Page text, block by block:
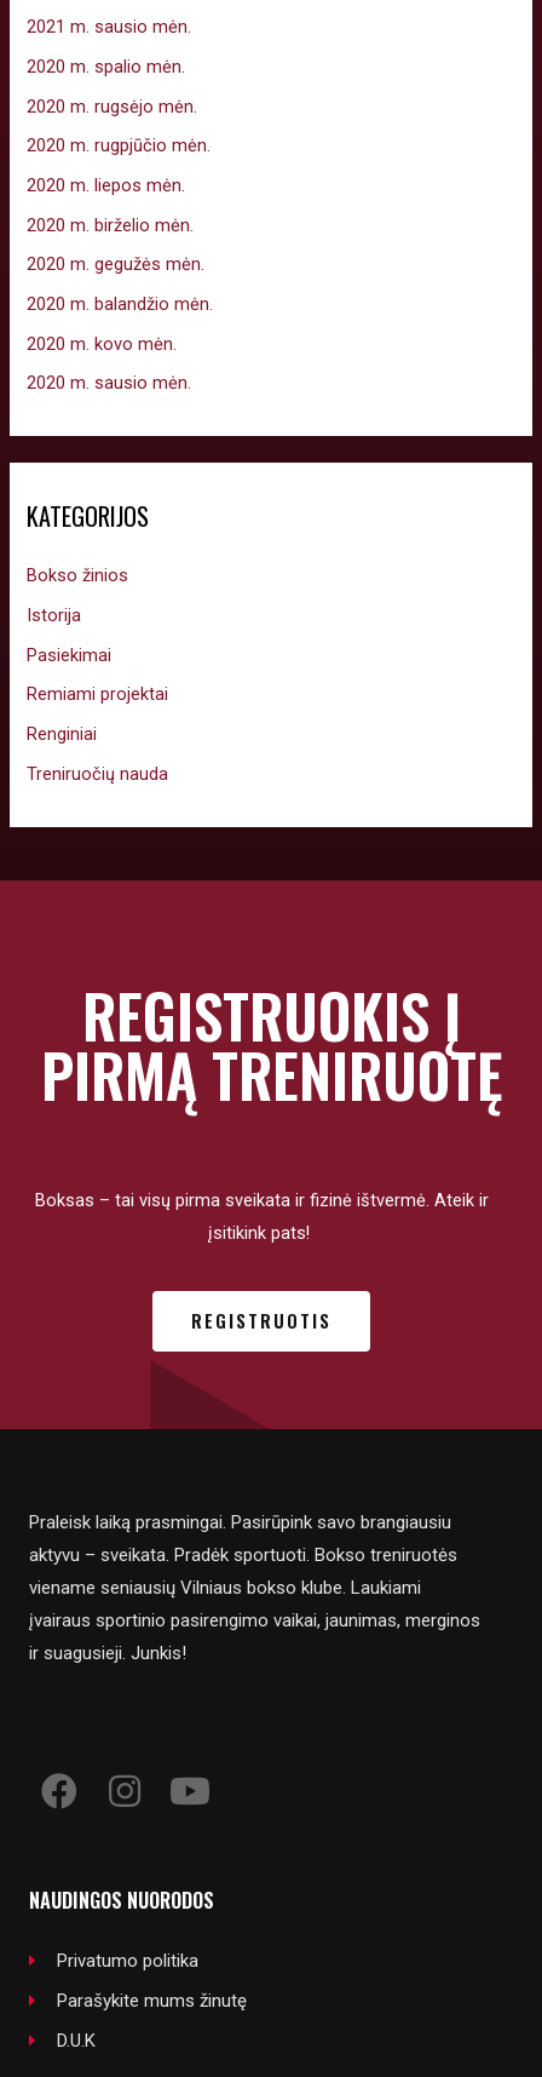
2021 m. sausio mėn.
2020 m. spalio mėn.
2020 m. rugsėjo mėn.
2020 m. rugpjūčio mėn.
2020 m. liepos mėn.
2020 m. birželio mėn.
2020 m. gegužės mėn.
2020 m. balandžio mėn.
2020 m. kovo mėn.
2020 m. sausio mėn.
KATEGORIJOS
Bokso žinios
Istorija
Pasiekimai
Remiami projektai
Renginiai
Treniruočių nauda
REGISTRUOKIS Į
PIRMĄ TRENIRUOTĘ
Boksas – tai visų pirma sveikata ir fizinė ištvermė. Ateik ir
įsitikink pats!
REGISTRUOTIS
Praleisk laiką prasmingai. Pasirūpink savo brangiausiu
aktyvu – sveikata. Pradėk sportuoti. Bokso treniruotės
viename seniausių Vilniaus bokso klube. Laukiami
įvairaus sportinio pasirengimo vaikai, jaunimas, merginos
ir suagusieji. Junkis!
NAUDINGOS NUORODOS
Privatumo politika
Parašykite mums žinutę
D.U.K